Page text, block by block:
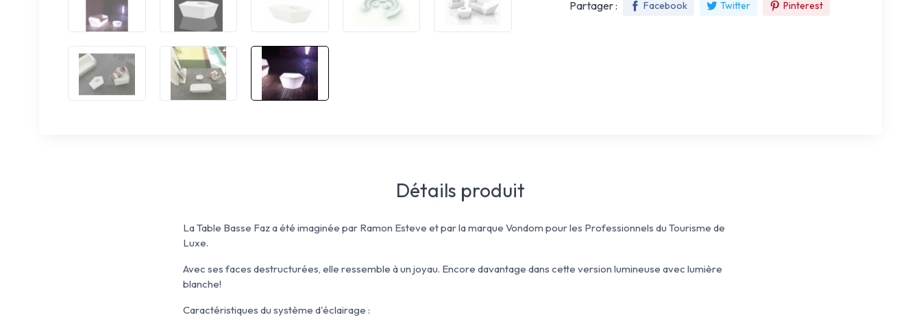
Partager : Facebook Twitter Pinterest
Détails produit
La Table Basse Faz a été imaginée par Ramon Esteve et par la marque Vondom pour les Professionnels du Tourisme de
Luxe.
Avec ses faces destructurées, elle ressemble à un joyau. Encore davantage dans cette version lumineuse avec lumière
blanche!
Caractéristiques du système d'éclairage :